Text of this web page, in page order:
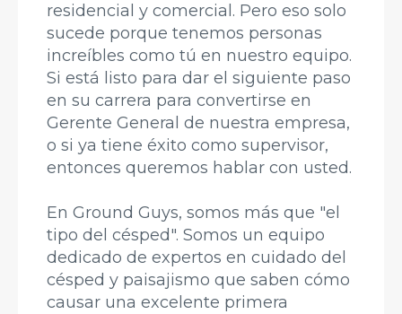
residencial y comercial. Pero eso solo
sucede porque tenemos personas
increíbles como tú en nuestro equipo.
Si está listo para dar el siguiente paso
en su carrera para convertirse en
Gerente General de nuestra empresa,
o si ya tiene éxito como supervisor,
entonces queremos hablar con usted.
En Ground Guys, somos más que "el
tipo del césped". Somos un equipo
dedicado de expertos en cuidado del
césped y paisajismo que saben cómo
causar una excelente primera